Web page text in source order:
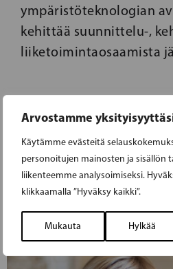
Arvostamme
Käytämme evästeitä
personoitujen mainosten ja sisällön
liikenteemme analysoimiseksi.
klikkaamalla ”Hyväksy kaikki”.
Mukauta Hylkää
ympäristöteknologian
kehittää suunnittelu-,
liiketoimintaosaamista